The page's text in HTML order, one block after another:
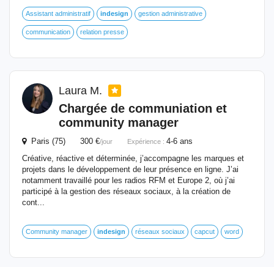
Assistant administratif indesign gestion administrative
communication relation presse
Laura M.
Chargée de communiation et
community manager
Paris (75) 300 €/jour Expérience : 4-6 ans
Créative, réactive et déterminée, j’accompagne les marques et
projets dans le développement de leur présence en ligne. J’ai
notamment travaillé pour les radios RFM et Europe 2, où j’ai
participé à la gestion des réseaux sociaux, à la création de
cont...
Community manager indesign réseaux sociaux capcut word